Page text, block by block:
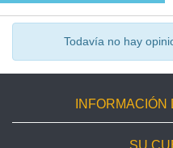
Todavía no hay
SU